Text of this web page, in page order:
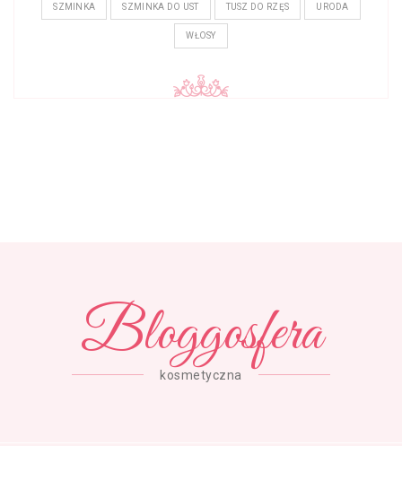
SZMINKA SZMINKA DO UST TUSZ DO RZĘS URODA
WŁOSY
Bloggosfera
kosmetyczna